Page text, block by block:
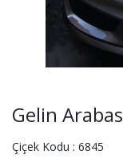
Gelin
Çiçek Kodu : 6845